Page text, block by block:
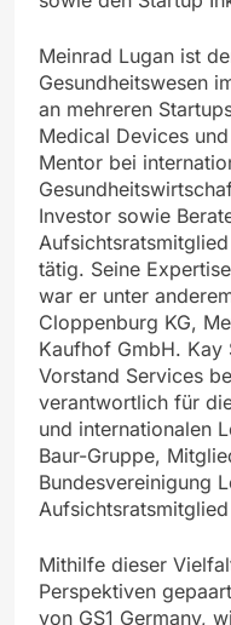
Meinrad Lugan ist
Gesundheitswesen
an mehreren
Medical Devices
Mentor bei
Investor sowie
tätig. Seine
war er unter
Cloppenburg KG,
Kaufhof GmbH. Kay
Vorstand Services
verantwortlich für
und internationalen
Baur-Gruppe,
Bundesvereinigung
Mithilfe dieser
Perspektiven
von GS1 Germany,